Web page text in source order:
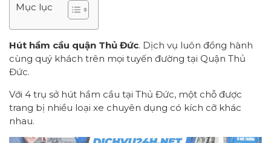
Mục lục
Hút hầm cầu quận Thủ Đức. Dịch vụ luôn đồng hành
cùng quý khách trên mọi tuyến đường tại Quận Thủ
Đức.
Với 4 trụ sở hút hầm cầu tại Thủ Đức, một chỗ được
trang bị nhiều loại xe chuyên dụng có kích cỡ khác
nhau.